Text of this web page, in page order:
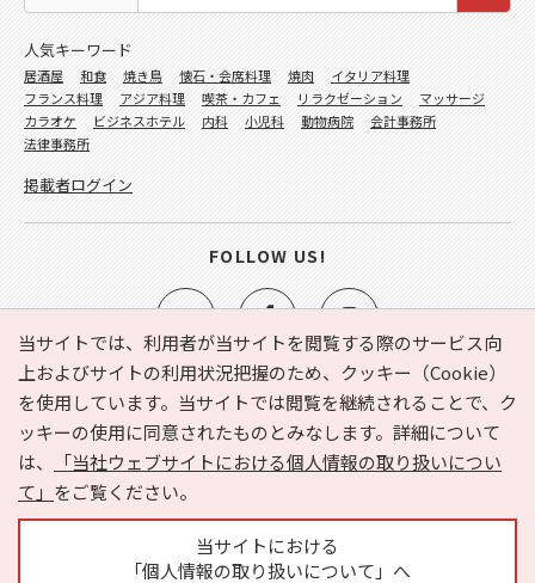
当サイトでは、利用者が当サイトを閲覧する際のサービス向
上およびサイトの利用状況把握のため、クッキー（Cookie）
を使用しています。当サイトでは閲覧を継続されることで、ク
ッキーの使用に同意されたものとみなします。詳細について
は、
「当社ウェブサイトにおける個人情報の取り扱いについ
て」 をご覧ください。
当サイトにおける
「個人情報の取り扱いについて」へ
e-NAVITA（イーナビタ）とは？ お気に入り
ヘルプ
利用規約
個人情報の取り扱いについて
運営会社
サイトマップ
広告掲載に関するお問い合わせ
人気キーワード
居酒屋 和食 焼き鳥 懐石・会席料理 焼肉
イタリア料理
フランス料理
アジア料理 喫茶・カフェ リラクゼーション
マッサージ
カラオケ
ビジネスホテル 内科 小児科 動物病院
会計事務所
法律事務所
掲載者ログイン
FOLLOW US!